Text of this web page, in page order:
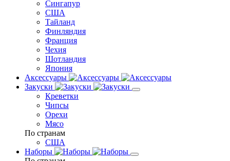
Сингапур
США
Тайланд
Финляндия
Франция
Чехия
Шотландия
Япония
Аксессуары
Закуски
Креветки
Чипсы
Орехи
Мясо
По странам
США
Наборы